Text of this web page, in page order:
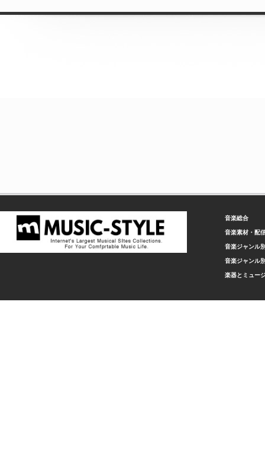
音楽総合
音楽素材・配
音楽ジャンル
音楽ジャンル
楽器とミュー